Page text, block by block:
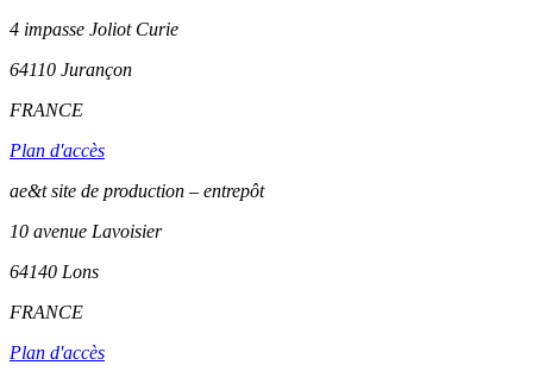
4 impasse Joliot Curie
64110 Jurançon
FRANCE
Plan d'accès
ae&t site de production – entrepôt
10 avenue Lavoisier
64140 Lons
FRANCE
Plan d'accès